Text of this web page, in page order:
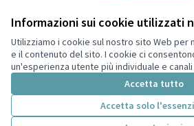
Informazioni sui cookie utilizzati
Utilizziamo i cookie sul nostro sito Web per
e il contenuto del sito. I cookie ci
un'esperienza utente più individuale e
Accetta tutto
Accetta solo
Impostazioni dei cookie
Italiano
Choose languageScegli la lingua